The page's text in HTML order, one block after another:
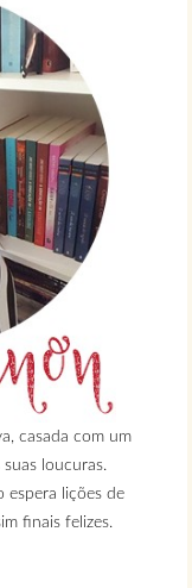
casada com um
loucuras.
espera lições de
finais felizes.